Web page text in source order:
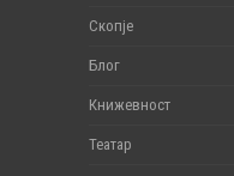
Скопје
Блог
Книжевност
Театар